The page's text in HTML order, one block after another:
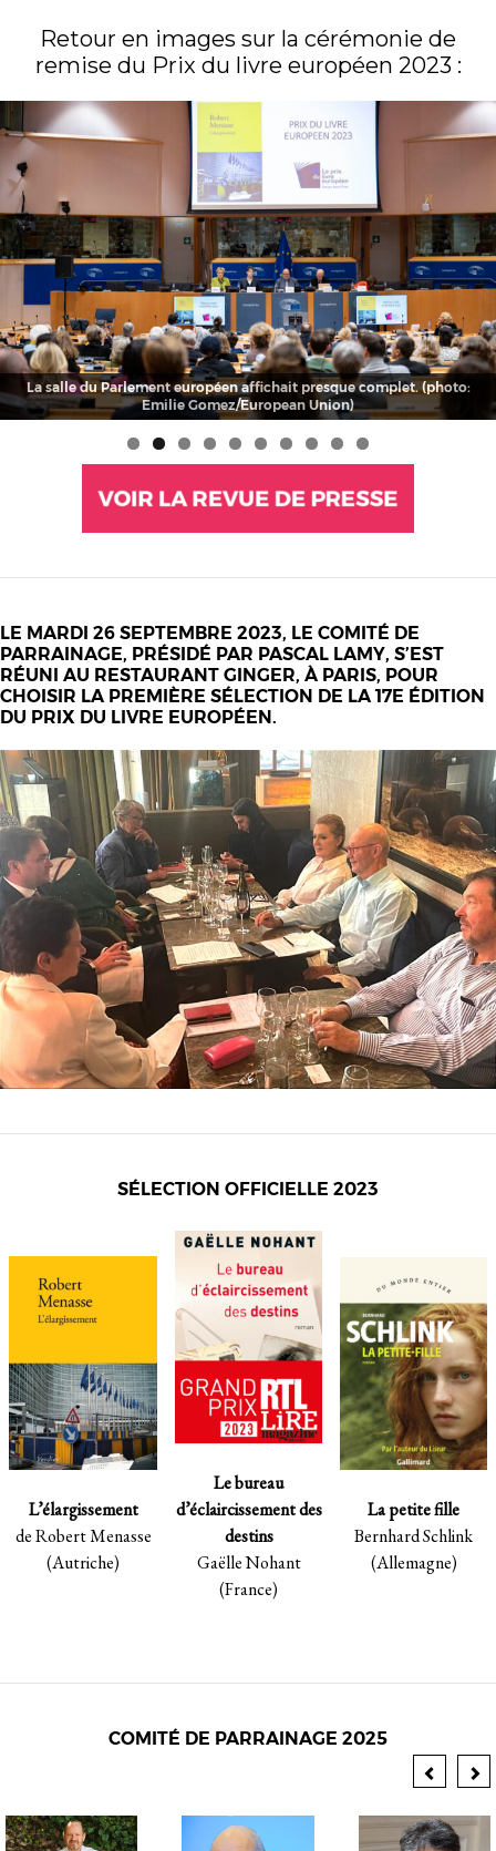
Retour en images sur la cérémonie de
remise du Prix du livre européen 2023 :
Robert Menasse et Colette Olive, son éditrice aux éditions Verdier,
s’entretiennent avec Christophe Ono-dit-Biot, directeur adjoint de la
rédaction du Point et membre du jury. (photo: Emilie
Gomez/European Union)
LE MARDI 26 SEPTEMBRE 2023, LE COMITÉ DE
PARRAINAGE, PRÉSIDÉ PAR PASCAL LAMY, S’EST
RÉUNI AU RESTAURANT GINGER, À PARIS, POUR
CHOISIR LA PREMIÈRE SÉLECTION DE LA 17E ÉDITION
DU PRIX DU LIVRE EUROPÉEN.
SÉLECTION OFFICIELLE 2023
L’élargissement
de Robert Menasse
(Autriche)
Le bureau
d’éclaircissement des
destins
Gaëlle Nohant
(France)
La petite fille
Bernhard Schlink
(Allemagne)
COMITÉ DE PARRAINAGE 2025